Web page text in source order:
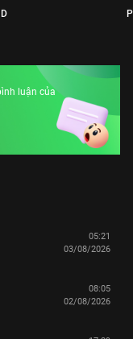
P
luận của
05:21
03/08/2026
08:05
02/08/2026